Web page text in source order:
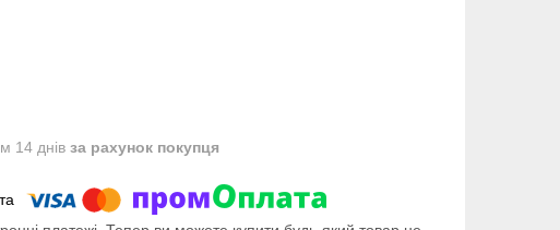
14 днів за рахунок покупця